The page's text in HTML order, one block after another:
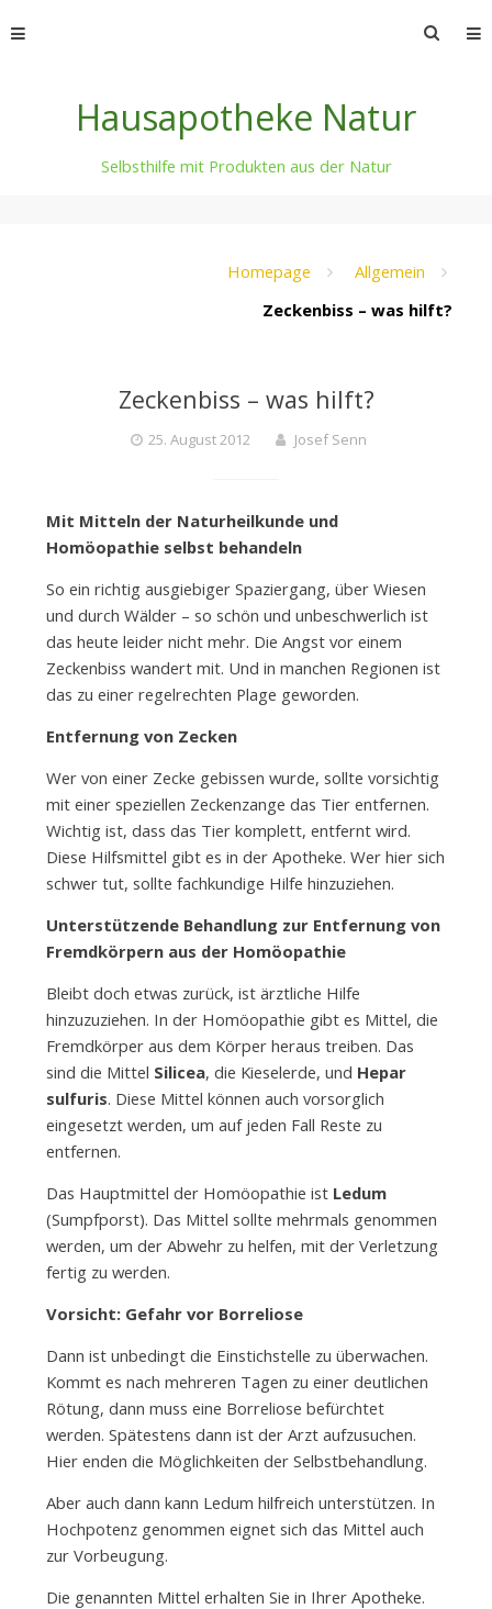
to
Hausapotheke Natur
Selbsthilfe mit Produkten aus der Natur
Homepage
Allgemein
Zeckenbiss – was hilft?
Zeckenbiss – was hilft?
25. August 2012 Josef Senn
Mit Mitteln der Naturheilkunde und
Homöopathie selbst behandeln
So ein richtig ausgiebiger Spaziergang, über Wiesen
und durch Wälder – so schön und unbeschwerlich ist
das heute leider nicht mehr. Die Angst vor einem
Zeckenbiss wandert mit. Und in manchen Regionen ist
das zu einer regelrechten Plage geworden.
Entfernung von Zecken
Wer von einer Zecke gebissen wurde, sollte vorsichtig
mit einer speziellen Zeckenzange das Tier entfernen.
Wichtig ist, dass das Tier komplett, entfernt wird.
Diese Hilfsmittel gibt es in der Apotheke. Wer hier sich
schwer tut, sollte fachkundige Hilfe hinzuziehen.
Unterstützende Behandlung zur Entfernung von
Fremdkörpern aus der Homöopathie
Bleibt doch etwas zurück, ist ärztliche Hilfe
hinzuzuziehen. In der Homöopathie gibt es Mittel, die
Fremdkörper aus dem Körper heraus treiben. Das
sind die Mittel Silicea, die Kieselerde, und Hepar
sulfuris. Diese Mittel können auch vorsorglich
eingesetzt werden, um auf jeden Fall Reste zu
entfernen.
Das Hauptmittel der Homöopathie ist Ledum
(Sumpfporst). Das Mittel sollte mehrmals genommen
werden, um der Abwehr zu helfen, mit der Verletzung
fertig zu werden.
Vorsicht: Gefahr vor Borreliose
Dann ist unbedingt die Einstichstelle zu überwachen.
Kommt es nach mehreren Tagen zu einer deutlichen
Rötung, dann muss eine Borreliose befürchtet
werden. Spätestens dann ist der Arzt aufzusuchen.
Hier enden die Möglichkeiten der Selbstbehandlung.
Aber auch dann kann Ledum hilfreich unterstützen. In
Hochpotenz genommen eignet sich das Mittel auch
zur Vorbeugung.
Die genannten Mittel erhalten Sie in Ihrer Apotheke.